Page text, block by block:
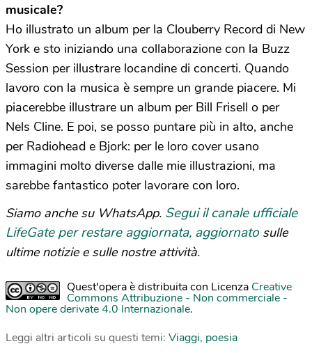
musicale?
Ho illustrato un album per la Clouberry Record di New
York e sto iniziando una collaborazione con la Buzz
Session per illustrare locandine di concerti. Quando
lavoro con la musica è sempre un grande piacere. Mi
piacerebbe illustrare un album per Bill Frisell o per
Nels Cline. E poi, se posso puntare più in alto, anche
per Radiohead e Bjork: per le loro cover usano
immagini molto diverse dalle mie illustrazioni, ma
sarebbe fantastico poter lavorare con loro.
Siamo anche su WhatsApp. Segui il canale ufficiale
LifeGate per restare aggiornata, aggiornato sulle
ultime notizie e sulle nostre attività.
Quest'opera è distribuita con Licenza Creative
Commons Attribuzione - Non commerciale -
Non opere derivate 4.0 Internazionale.
Leggi altri articoli su questi temi: Viaggi, poesia